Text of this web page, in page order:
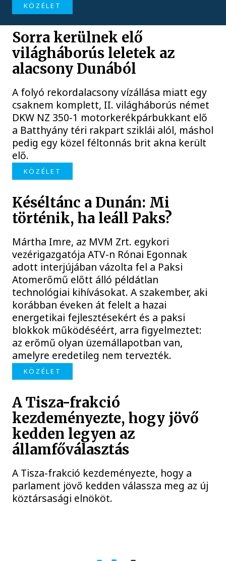
KÖZÉLET
Sorra kerülnek elő
világháborús leletek az
alacsony Dunából
A folyó rekordalacsony vízállása miatt egy
csaknem komplett, II. világháborús német
DKW NZ 350-1 motorkerékpárbukkant elő
a Batthyány téri rakpart sziklái alól, máshol
pedig egy közel féltonnás brit akna került
elő.
KÖZÉLET
Késéltánc a Dunán: Mi
történik, ha leáll Paks?
Mártha Imre, az MVM Zrt. egykori
vezérigazgatója ATV-n Rónai Egonnak
adott interjújában vázolta fel a Paksi
Atomerőmű előtt álló példátlan
technológiai kihívásokat. A szakember, aki
korábban éveken át felelt a hazai
energetikai fejlesztésekért és a paksi
blokkok működéséért, arra figyelmeztet:
az erőmű olyan üzemállapotban van,
amelyre eredetileg nem tervezték.
KÖZÉLET
A Tisza-frakció
kezdeményezte, hogy jövő
kedden legyen az
államfőválasztás
A Tisza-frakció kezdeményezte, hogy a
parlament jövő kedden válassza meg az új
köztársasági elnököt.